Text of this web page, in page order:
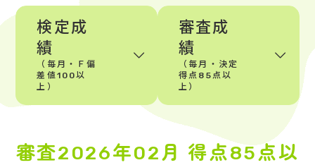
検定成
績
（毎月・Ｆ偏
差値100以
上）
審査成
績
（毎月・決定
得点85点以
上）
審査2026年02月 得点85点以